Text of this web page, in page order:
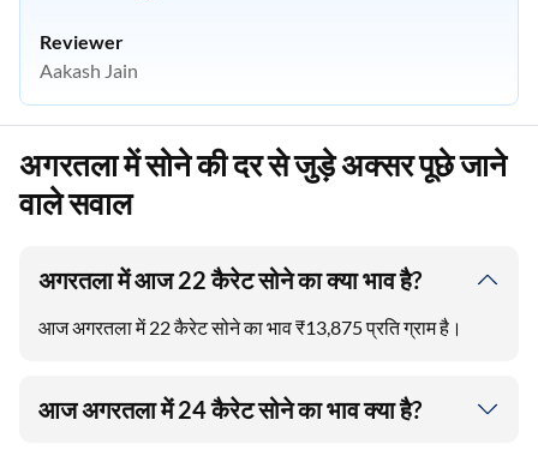
Reviewer
Aakash Jain
अगरतला में सोने की दर से जुड़े अक्सर पूछे जाने
वाले सवाल
अगरतला में आज 22 कैरेट सोने का क्या भाव है?
आज अगरतला में 22 कैरेट सोने का भाव ₹13,875 प्रति ग्राम है।
आज अगरतला में 24 कैरेट सोने का भाव क्या है?